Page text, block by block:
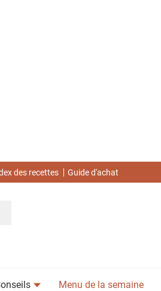
des recettes Guide d'achat
Menu de la semaine